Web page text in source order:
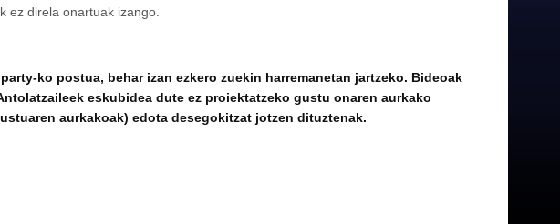
ez direla onartuak izango.
ko postua, behar izan ezkero zuekin harremanetan jartzeko. Bideoak
eskubidea dute ez proiektatzeko gustu onaren aurkako
aurkakoak) edota desegokitzat jotzen dituztenak.